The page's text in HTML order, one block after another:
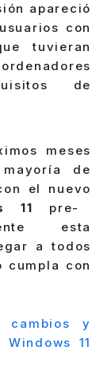
apareció
con
tuvieran
de
meses
de
el nuevo
11 pre-
esta
a todos
cumpla con
cambios y
11